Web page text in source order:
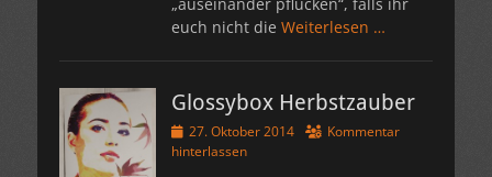
„auseinander pflücken“, falls ihr
euch nicht die Weiterlesen …
Glossybox Herbstzauber
Veröffentlicht
am
27. Oktober 2014
Kommentar
hinterlassen